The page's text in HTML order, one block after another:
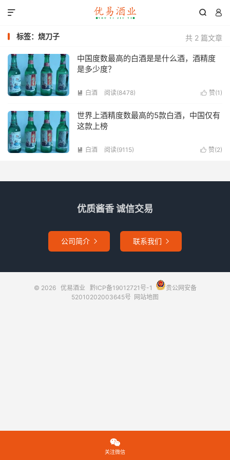
 

共 2 篇文章
标签：烧刀子
中国度数最高的白酒是是什么酒，酒精度
是多少度？
 赞(1 )
 白酒 阅读(8478)
世界上酒精度数最高的5款白酒，中国仅有
这款上榜
 赞(2)
 白酒 阅读(9115)
优质酱香 诚信交易
公司简介  联系我们 
© 2026 优易酒业 黔ICP备19012721号-1
贵公网安备
52010202003645号 网站地图

关注微信